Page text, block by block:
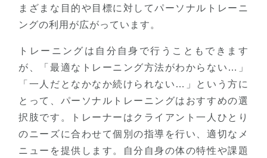
まざまな目的や目標に対してパーソナルトレーニ
ングの利用が広がっています。
トレーニングは自分自身で行うこともできます
が、「最適なトレーニング方法がわからない…」
「一人だとなかなか続けられない…」という方に
とって、パーソナルトレーニングはおすすめの選
択肢です。トレーナーはクライアント一人ひとり
のニーズに合わせて個別の指導を行い、適切なメ
ニューを提供します。自分自身の体の特性や課題